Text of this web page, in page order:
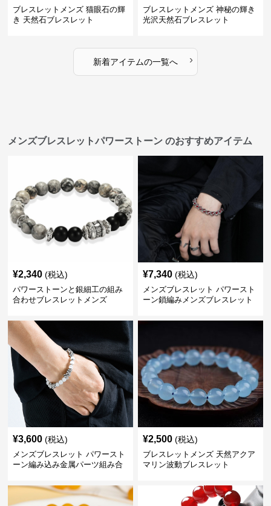
ブレスレットメンズ 猫眼石の輝
き 天然石ブレスレット
ブレスレットメンズ 神秘の輝き
光沢天然石ブレスレット
新着アイテムの一覧へ ›
メンズブレスレットパワーストーン のおすすめアイテム
¥2,340 (税込)
パワーストーンと銀細工の組み
合わせブレスレットメンズ
¥7,340 (税込)
メンズブレスレット パワースト
ーン鎖編みメンズブレスレット
¥3,600 (税込)
メンズブレスレット パワースト
ーン編み込み金属パーツ組み合
¥2,500 (税込)
ブレスレットメンズ 天然アクア
マリン波動ブレスレット